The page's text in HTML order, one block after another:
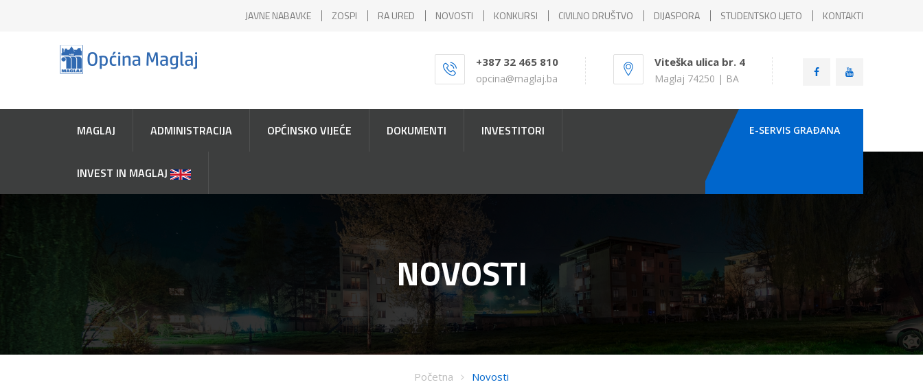
JAVNE NABAVKE ZOSPI RA URED NOVOSTI KONKURSI CIVILNO DRUŠTVO DIJASPORA STUDENTSKO LJETO KONTAKTI
+387 32 465 810
opcina@maglaj.ba
Viteška ulica br. 4
Maglaj 74250 | BA
MAGLAJ ADMINISTRACIJA OPĆINSKO VIJEĆE DOKUMENTI INVESTITORI
INVEST IN MAGLAJ
E-SERVIS GRAÐANA
NOVOSTI
Početna Novosti